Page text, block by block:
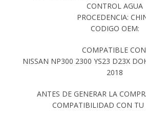
CONTROL AGUA
PROCEDENCIA:
CODIGO OEM:
COMPATIBLE
NISSAN NP300 2300 YS23 D23X
2018
ANTES DE GENERAR LA
COMPATIBILIDAD CON TU